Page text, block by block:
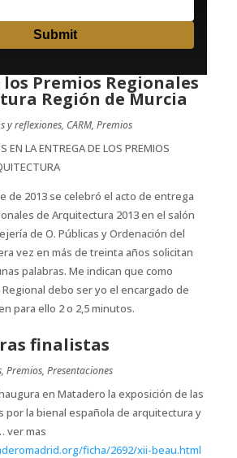
Premios Regionales
Región de Murcia
y reflexiones, CARM, Premios
EN LA ENTREGA DE LOS PREMIOS
de 2013 se celebró el acto de entrega
de Arquitectura 2013 en el salón
de O. Públicas y Ordenación del
vez en más de treinta años solicitan
palabras. Me indican que como
debo ser yo el encargado de
para ello 2 o 2,5 minutos.
finalistas
, Premios, Presentaciones
en Matadero la exposición de las
por la bienal española de arquitectura y
ver mas
ficha/2692/xii-beau.html